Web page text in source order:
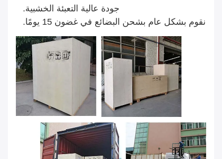
جودة عالية التعبئة الخشبية.
نقوم بشكل عام بشحن البضائع في غضون 15 يومًا.